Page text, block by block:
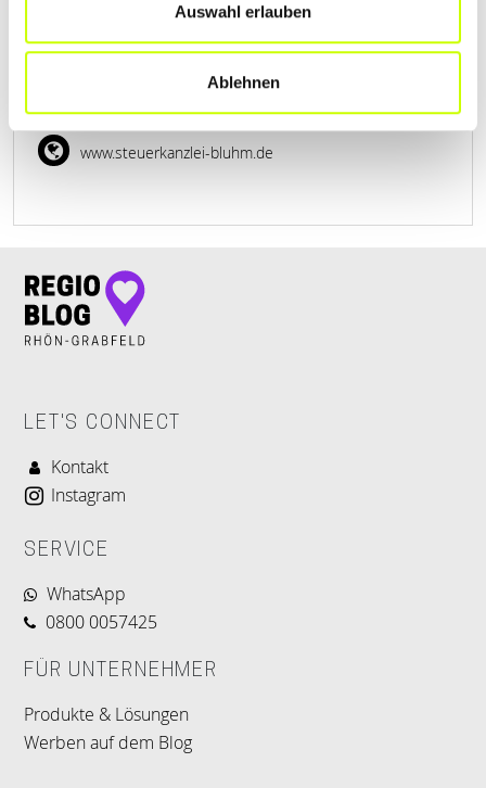
Auswahl erlauben
Ablehnen
SUSANNE BLUHM, STEUERBERATERIN
Rosenweg 2| 97645 Ostheim DE
www.steuerkanzlei-bluhm.de
LET'S CONNECT
Kontakt
Instagram
SERVICE
WhatsApp
0800 0057425
FÜR UNTERNEHMER
Produkte & Lösungen
Werben auf dem Blog